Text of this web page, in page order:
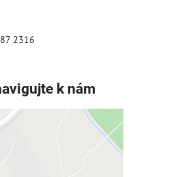
2316
k nám
je blokovaný